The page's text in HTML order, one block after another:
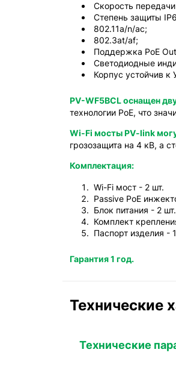
Скорость
Степень защиты
802.11a/n/ac;
802.3at/af;
Поддержка PoE
Светодиодные
Корпус устойчив к
PV-WF5BCL оснащен
технологии PoE, что
Wi-Fi мосты PV-link
грозозащита на 4 кВ, а
Комплектация:
Wi-Fi мост - 2 шт.
Passive PoE
Блок питания - 2 шт.
Комплект
Паспорт изделия -
Гарантия 1 год.
Технические
Технические